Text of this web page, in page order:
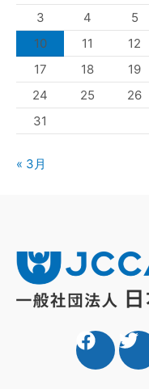
3
4 5
10
11 12
17
18 19
24
25 26
31
« 3月